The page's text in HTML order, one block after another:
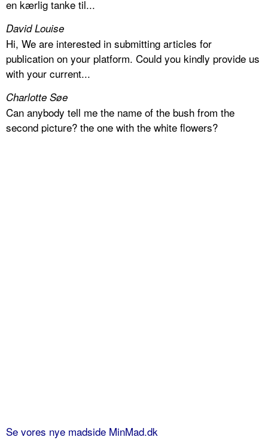
en kærlig tanke til...
David Louise
Hi, We are interested in submitting articles for
publication on your platform. Could you kindly provide us
with your current...
Charlotte Søe
Can anybody tell me the name of the bush from the
second picture? the one with the white flowers?
Se vores nye madside MinMad.dk